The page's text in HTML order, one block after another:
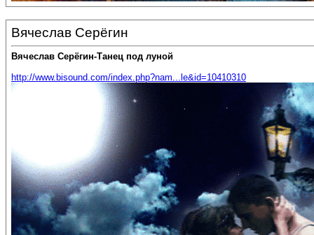
Вячеслав Серёгин
Вячеслав Серёгин-Танец под луной
http://www.bisound.com/index.php?nam...le&id=10410310